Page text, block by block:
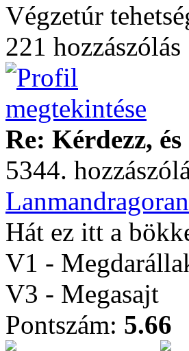
Végzetúr
221 hozzászólás
Re: Kérdezz,
5344.
Hát ez itt a
V1 -
V3 - Megasajt
Pontszám: 5.66